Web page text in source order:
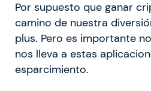
Por supuesto que ganar
camino de nuestra
plus. Pero es importante
nos lleva a estas
esparcimiento.